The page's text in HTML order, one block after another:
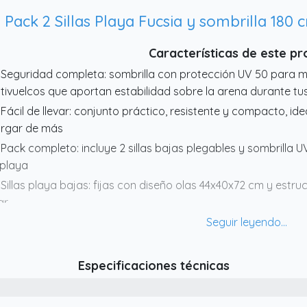
Pack 2 Sillas Playa Fucsia y sombrilla 180
Características de este
completa: sombrilla con protección UV 50 para
que aportan estabilidad sobre la arena durante
de llevar: conjunto práctico, resistente y compacto,
de más
completo: incluye 2 sillas bajas plegables y sombrilla
playa bajas: fijas con diseño olas 44x40x72 cm y
regulable: altura ajustable de 145 a 195 cm,
Especificaciones técnicas